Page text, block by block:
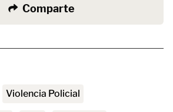
Comparte
Violencia Policial